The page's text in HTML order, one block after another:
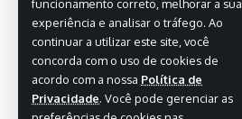
funcionamento correto, melhorar a sua
experiência e analisar o tráfego. Ao
continuar a utilizar este site, você
concorda com o uso de cookies de
acordo com a nossa Política de
Privacidade. Você pode gerenciar as